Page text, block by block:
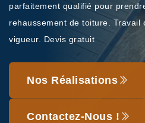
parfaitement qualifié pour
rehaussement de toiture. Travail
vigueur. Devis gratuit
Nos Réalisations
Contactez-Nous !